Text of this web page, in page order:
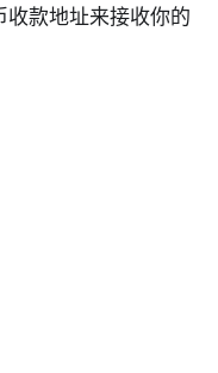
款地址来接收你的